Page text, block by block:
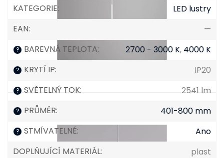
KATEGORIE:
LED lustry
EAN: —
? BAREVNÁ TEPLOTA: 2700 - 3000 K, 4000 K
? KRYTÍ IP: IP20
? SVĚTELNÝ TOK: 2541 lm
? PRŮMĚR: 401-800 mm
? STMÍVATELNÉ:
Ano
DOPLŇUJÍCÍ MATERIÁL:
plast